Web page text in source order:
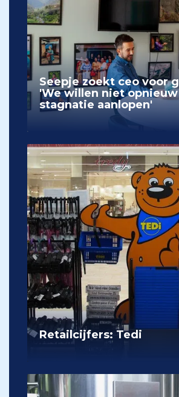
Seepje zoekt ceo voor
'We willen niet
stagnatie aanlopen'
Retailcijfers: Tedi